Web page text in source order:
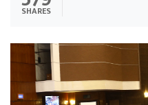
SHARES